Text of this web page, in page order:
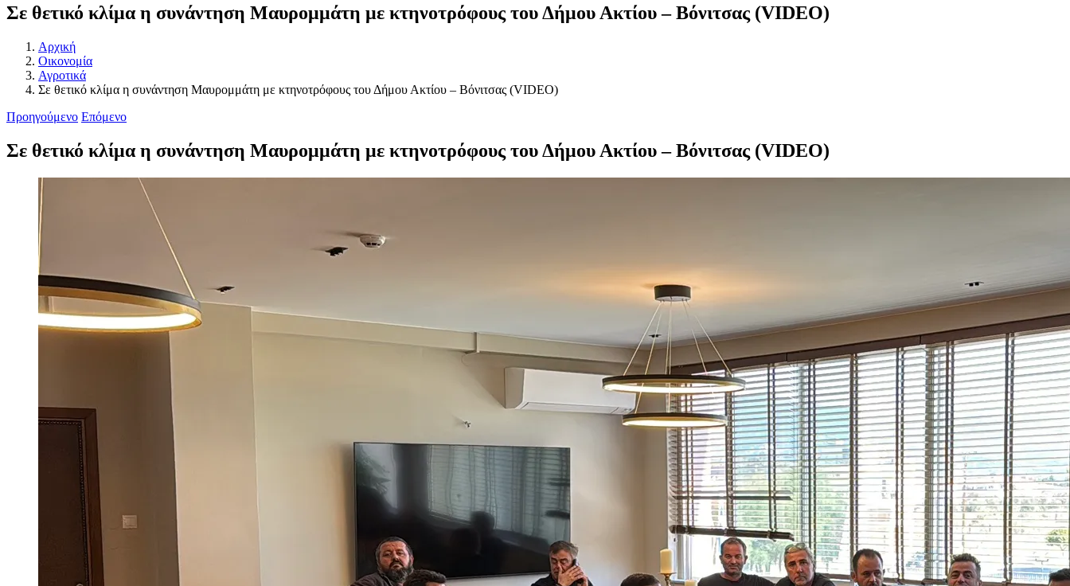
Σε θετικό κλίμα η συνάντηση Μαυρομμάτη με κτηνοτρόφους του Δήμου Ακτίου – Βόνιτσας (VIDEO)
Αρχική
Οικονομία
Αγροτικά
Σε θετικό κλίμα η συνάντηση Μαυρομμάτη με κτηνοτρόφους του Δήμου Ακτίου – Βόνιτσας (VIDEO)
Προηγούμενο Επόμενο
Σε θετικό κλίμα η συνάντηση Μαυρομμάτη με κτηνοτρόφους του Δήμου Ακτίου – Βόνιτσας (VIDEO)
Προβολή
μεγαλύτερης
εικόνας